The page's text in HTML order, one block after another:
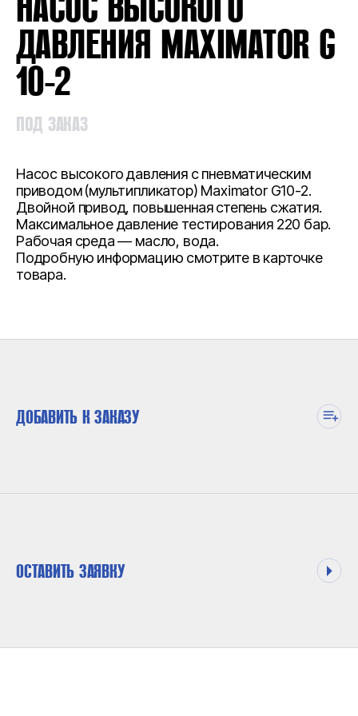
ДАВЛЕНИЯ MAXIMATOR G
10-2
ПОД ЗАКАЗ
Насос высокого давления с пневматическим
приводом (мультипликатор) Maximator G10-2.
Двойной привод, повышенная степень сжатия.
Максимальное давление тестирования 220 бар.
Рабочая среда — масло, вода.
Подробную информацию смотрите в карточке
товара.
ДОБАВИТЬ К ЗАКАЗУ
ОСТАВИТЬ ЗАЯВКУ